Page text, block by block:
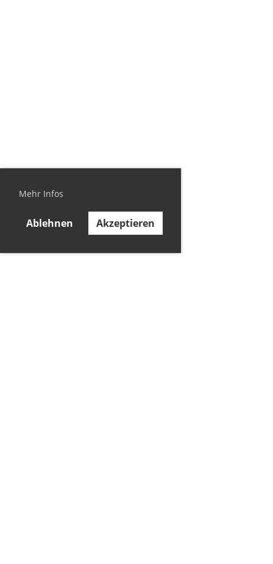
Mehr Infos
Ablehnen Akzeptieren